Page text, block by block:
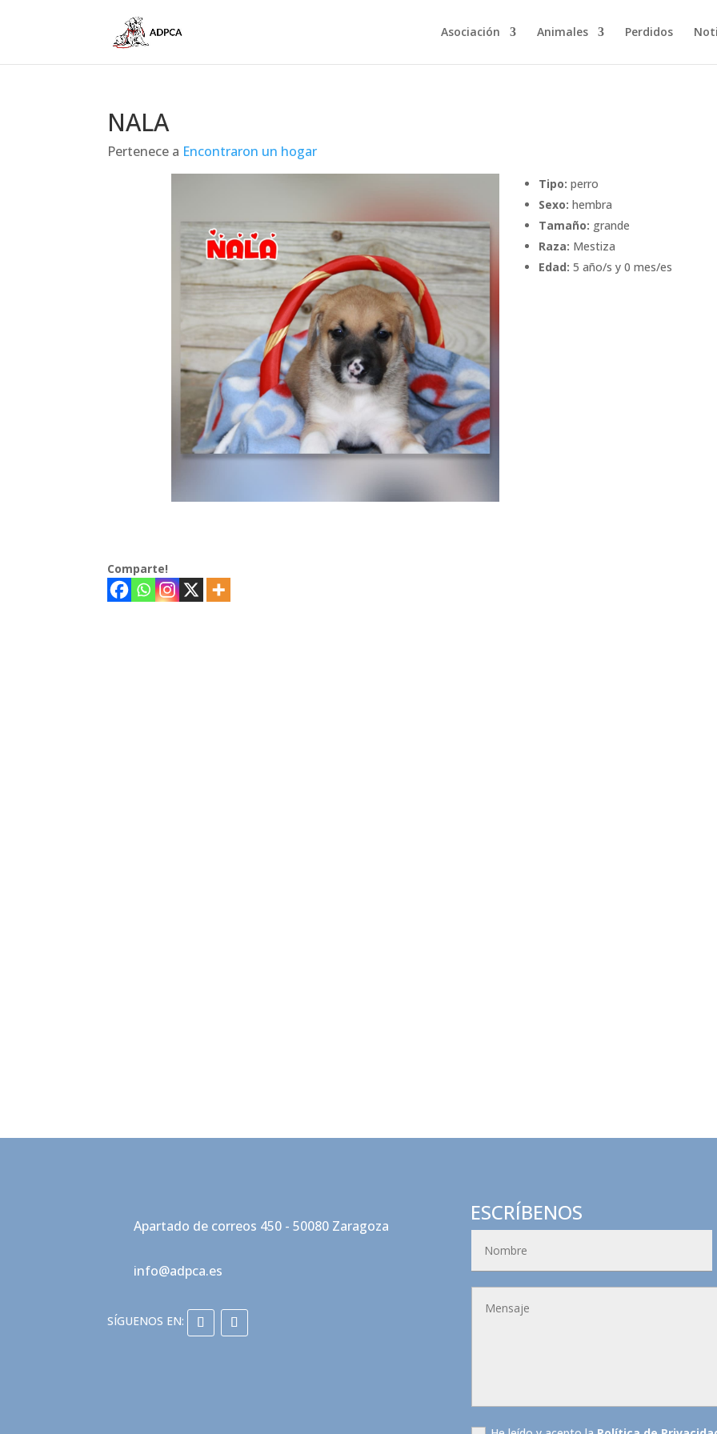
Asociación Animales Perdidos
NALA
Pertenece a Encontraron un hogar
Tipo: perro
Sexo: hembra
Tamaño: grande
Raza: Mestiza
Edad: 5 año/s y 0 mes/es
Comparte!
Apartado de correos 450 - 50080 Zaragoza
info@adpca.es
ESCRÍBENOS